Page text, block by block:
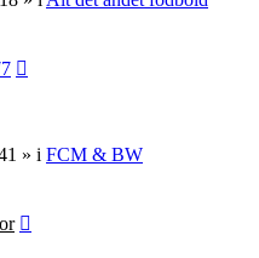
» i FCM & BW